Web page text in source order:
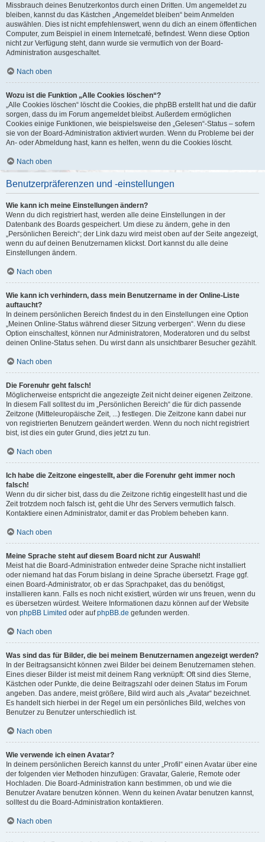
Missbrauch deines Benutzerkontos durch einen Dritten. Um angemeldet zu
bleiben, kannst du das Kästchen „Angemeldet bleiben“ beim Anmelden
auswählen. Dies ist nicht empfehlenswert, wenn du dich an einem öffentlichen
Computer, zum Beispiel in einem Internetcafé, befindest. Wenn diese Option
nicht zur Verfügung steht, dann wurde sie vermutlich von der Board-
Administration ausgeschaltet.
Nach oben
Wozu ist die Funktion „Alle Cookies löschen“?
„Alle Cookies löschen“ löscht die Cookies, die phpBB erstellt hat und die dafür
sorgen, dass du im Forum angemeldet bleibst. Außerdem ermöglichen
Cookies einige Funktionen, wie beispielsweise den „Gelesen“-Status – sofern
sie von der Board-Administration aktiviert wurden. Wenn du Probleme bei der
An- oder Abmeldung hast, kann es helfen, wenn du die Cookies löscht.
Nach oben
Benutzerpräferenzen und -einstellungen
Wie kann ich meine Einstellungen ändern?
Wenn du dich registriert hast, werden alle deine Einstellungen in der
Datenbank des Boards gespeichert. Um diese zu ändern, gehe in den
„Persönlichen Bereich“; der Link dazu wird meist oben auf der Seite angezeigt,
wenn du auf deinen Benutzernamen klickst. Dort kannst du alle deine
Einstellungen ändern.
Nach oben
Wie kann ich verhindern, dass mein Benutzername in der Online-Liste
auftaucht?
In deinem persönlichen Bereich findest du in den Einstellungen eine Option
„Meinen Online-Status während dieser Sitzung verbergen“. Wenn du diese
Option einschaltest, können nur Administratoren, Moderatoren und du selbst
deinen Online-Status sehen. Du wirst dann als unsichtbarer Besucher gezählt.
Nach oben
Die Forenuhr geht falsch!
Möglicherweise entspricht die angezeigte Zeit nicht deiner eigenen Zeitzone.
In diesem Fall solltest du im „Persönlichen Bereich“ die für dich passende
Zeitzone (Mitteleuropäische Zeit, ...) festlegen. Die Zeitzone kann dabei nur
von registrierten Benutzern geändert werden. Wenn du noch nicht registriert
bist, ist dies ein guter Grund, dies jetzt zu tun.
Nach oben
Ich habe die Zeitzone eingestellt, aber die Forenuhr geht immer noch
falsch!
Wenn du dir sicher bist, dass du die Zeitzone richtig eingestellt hast und die
Zeit trotzdem noch falsch ist, geht die Uhr des Servers vermutlich falsch.
Kontaktiere einen Administrator, damit er das Problem beheben kann.
Nach oben
Meine Sprache steht auf diesem Board nicht zur Auswahl!
Meist hat die Board-Administration entweder deine Sprache nicht installiert
oder niemand hat das Forum bislang in deine Sprache übersetzt. Frage ggf.
einen Board-Administrator, ob er das Sprachpaket, das du benötigst,
installieren kann. Falls es noch nicht existiert, würden wir uns freuen, wenn du
es übersetzen würdest. Weitere Informationen dazu können auf der Website
von phpBB Limited oder aufphpBB.de gefunden werden.
Nach oben
Was sind das für Bilder, die bei meinem Benutzernamen angezeigt werden?
In der Beitragsansicht können zwei Bilder bei deinem Benutzernamen stehen.
Eines dieser Bilder ist meist mit deinem Rang verknüpft: Oft sind dies Sterne,
Kästchen oder Punkte, die deine Beitragszahl oder deinen Status im Forum
angeben. Das andere, meist größere, Bild wird auch als „Avatar“ bezeichnet.
Es handelt sich hierbei in der Regel um ein persönliches Bild, welches von
Benutzer zu Benutzer unterschiedlich ist.
Nach oben
Wie verwende ich einen Avatar?
In deinem persönlichen Bereich kannst du unter „Profil“ einen Avatar über eine
der folgenden vier Methoden hinzufügen: Gravatar, Galerie, Remote oder
Hochladen. Die Board-Administration kann bestimmen, ob und wie die
Benutzer Avatare benutzen können. Wenn du keinen Avatar benutzen kannst,
solltest du die Board-Administration kontaktieren.
Nach oben